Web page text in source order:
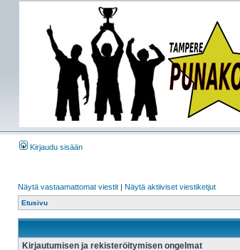
Kirjaudu sisään
Näytä vastaamattomat viestit | Näytä aktiiviset viestiketjut
Etusivu
Kirjautumisen ja rekisteröitymisen ongelmat